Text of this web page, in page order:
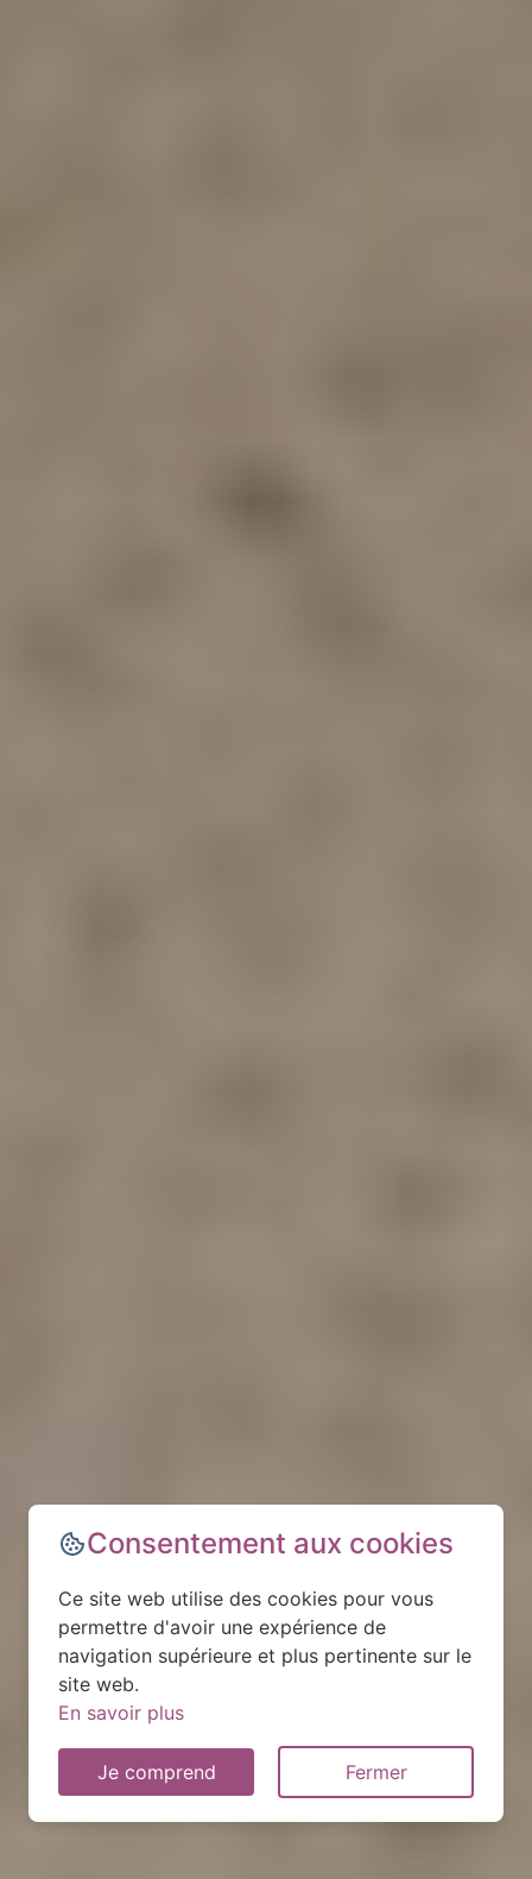
Consentement aux cookies
Ce site web utilise des cookies pour vous
permettre d'avoir une expérience de
navigation supérieure et plus pertinente sur le
site web.
En savoir plus
Je comprend Fermer